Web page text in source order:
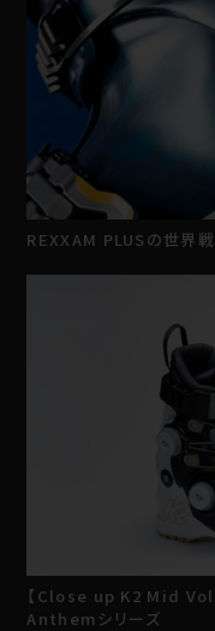
REXXAM PLUSの世界
【Close up K2 Mid
Anthemシリーズ